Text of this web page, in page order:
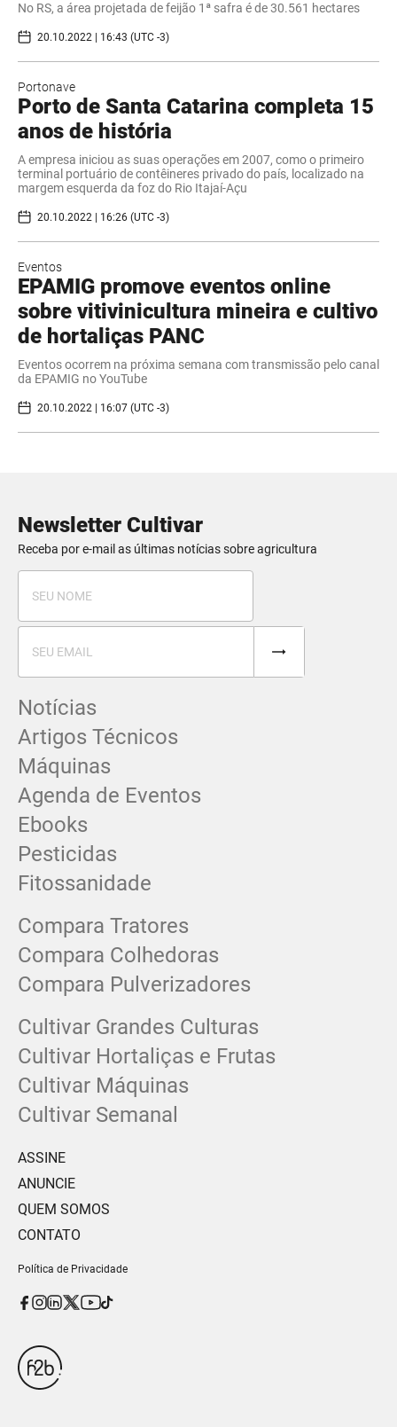
No RS, a área projetada de feijão 1ª safra é de 30.561 hectares
20.10.2022 | 16:43 (UTC -3)
Portonave
Porto de Santa Catarina completa 15
anos de história
A empresa iniciou as suas operações em 2007, como o primeiro
terminal portuário de contêineres privado do país, localizado na
margem esquerda da foz do Rio Itajaí-Açu
20.10.2022 | 16:26 (UTC -3)
Eventos
EPAMIG promove eventos online
sobre vitivinicultura mineira e cultivo
de hortaliças PANC
Eventos ocorrem na próxima semana com transmissão pelo canal
da EPAMIG no YouTube
20.10.2022 | 16:07 (UTC -3)
Newsletter Cultivar
Receba por e-mail as últimas notícias sobre agricultura
Notícias
Artigos Técnicos
Máquinas
Agenda de Eventos
Ebooks
Pesticidas
Fitossanidade
Compara Tratores
Compara Colhedoras
Compara Pulverizadores
Cultivar Grandes Culturas
Cultivar Hortaliças e Frutas
Cultivar Máquinas
Cultivar Semanal
ASSINE
ANUNCIE
QUEM SOMOS
CONTATO
Política de Privacidade